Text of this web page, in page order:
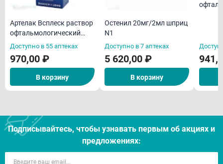
Артелак Всплеск раствор
офтальмологический
увлажняющий 10мл
Доступно в 55 аптеках
970,00 ₽
В корзину
Остенил 20мг/2мл шприц
N1
Доступно в 7 аптеках
5 620,00 ₽
В корзину
Подписывайтесь, чтобы узнавать первым об акцияx и
предложениях: